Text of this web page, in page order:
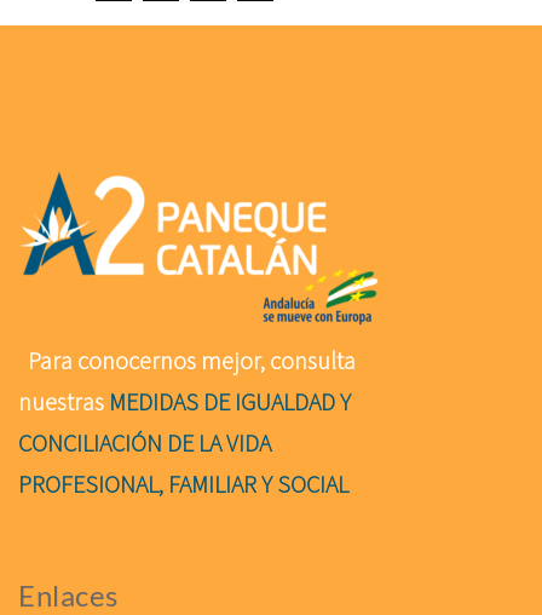
Para conocernos mejor, consulta
nuestras MEDIDAS DE IGUALDAD Y
CONCILIACIÓN DE LA VIDA
PROFESIONAL, FAMILIAR Y SOCIAL
Enlaces